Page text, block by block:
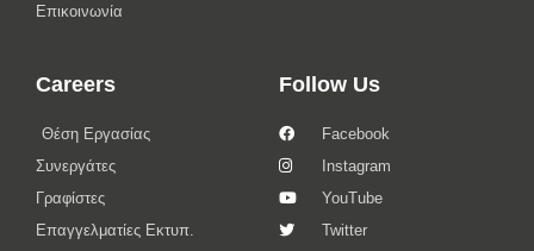
Επικοινωνία
Careers
Θέση Εργασίας
Συνεργάτες
Γραφίστες
Επαγγελματίες Εκτυπ.
Follow Us
Facebook
Instagram
YouTube
Twitter